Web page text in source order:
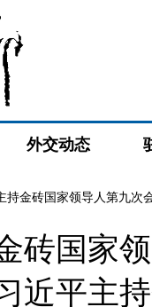
外交动态
持金砖国家领导人第九次
砖国家
近平主